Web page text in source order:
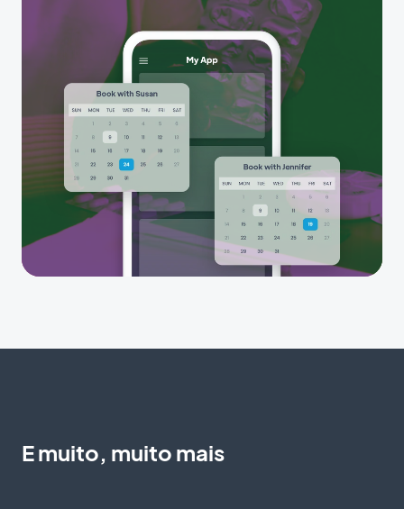
E muito, muito mais